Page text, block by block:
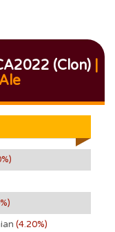
(Clon)
(4.20%)